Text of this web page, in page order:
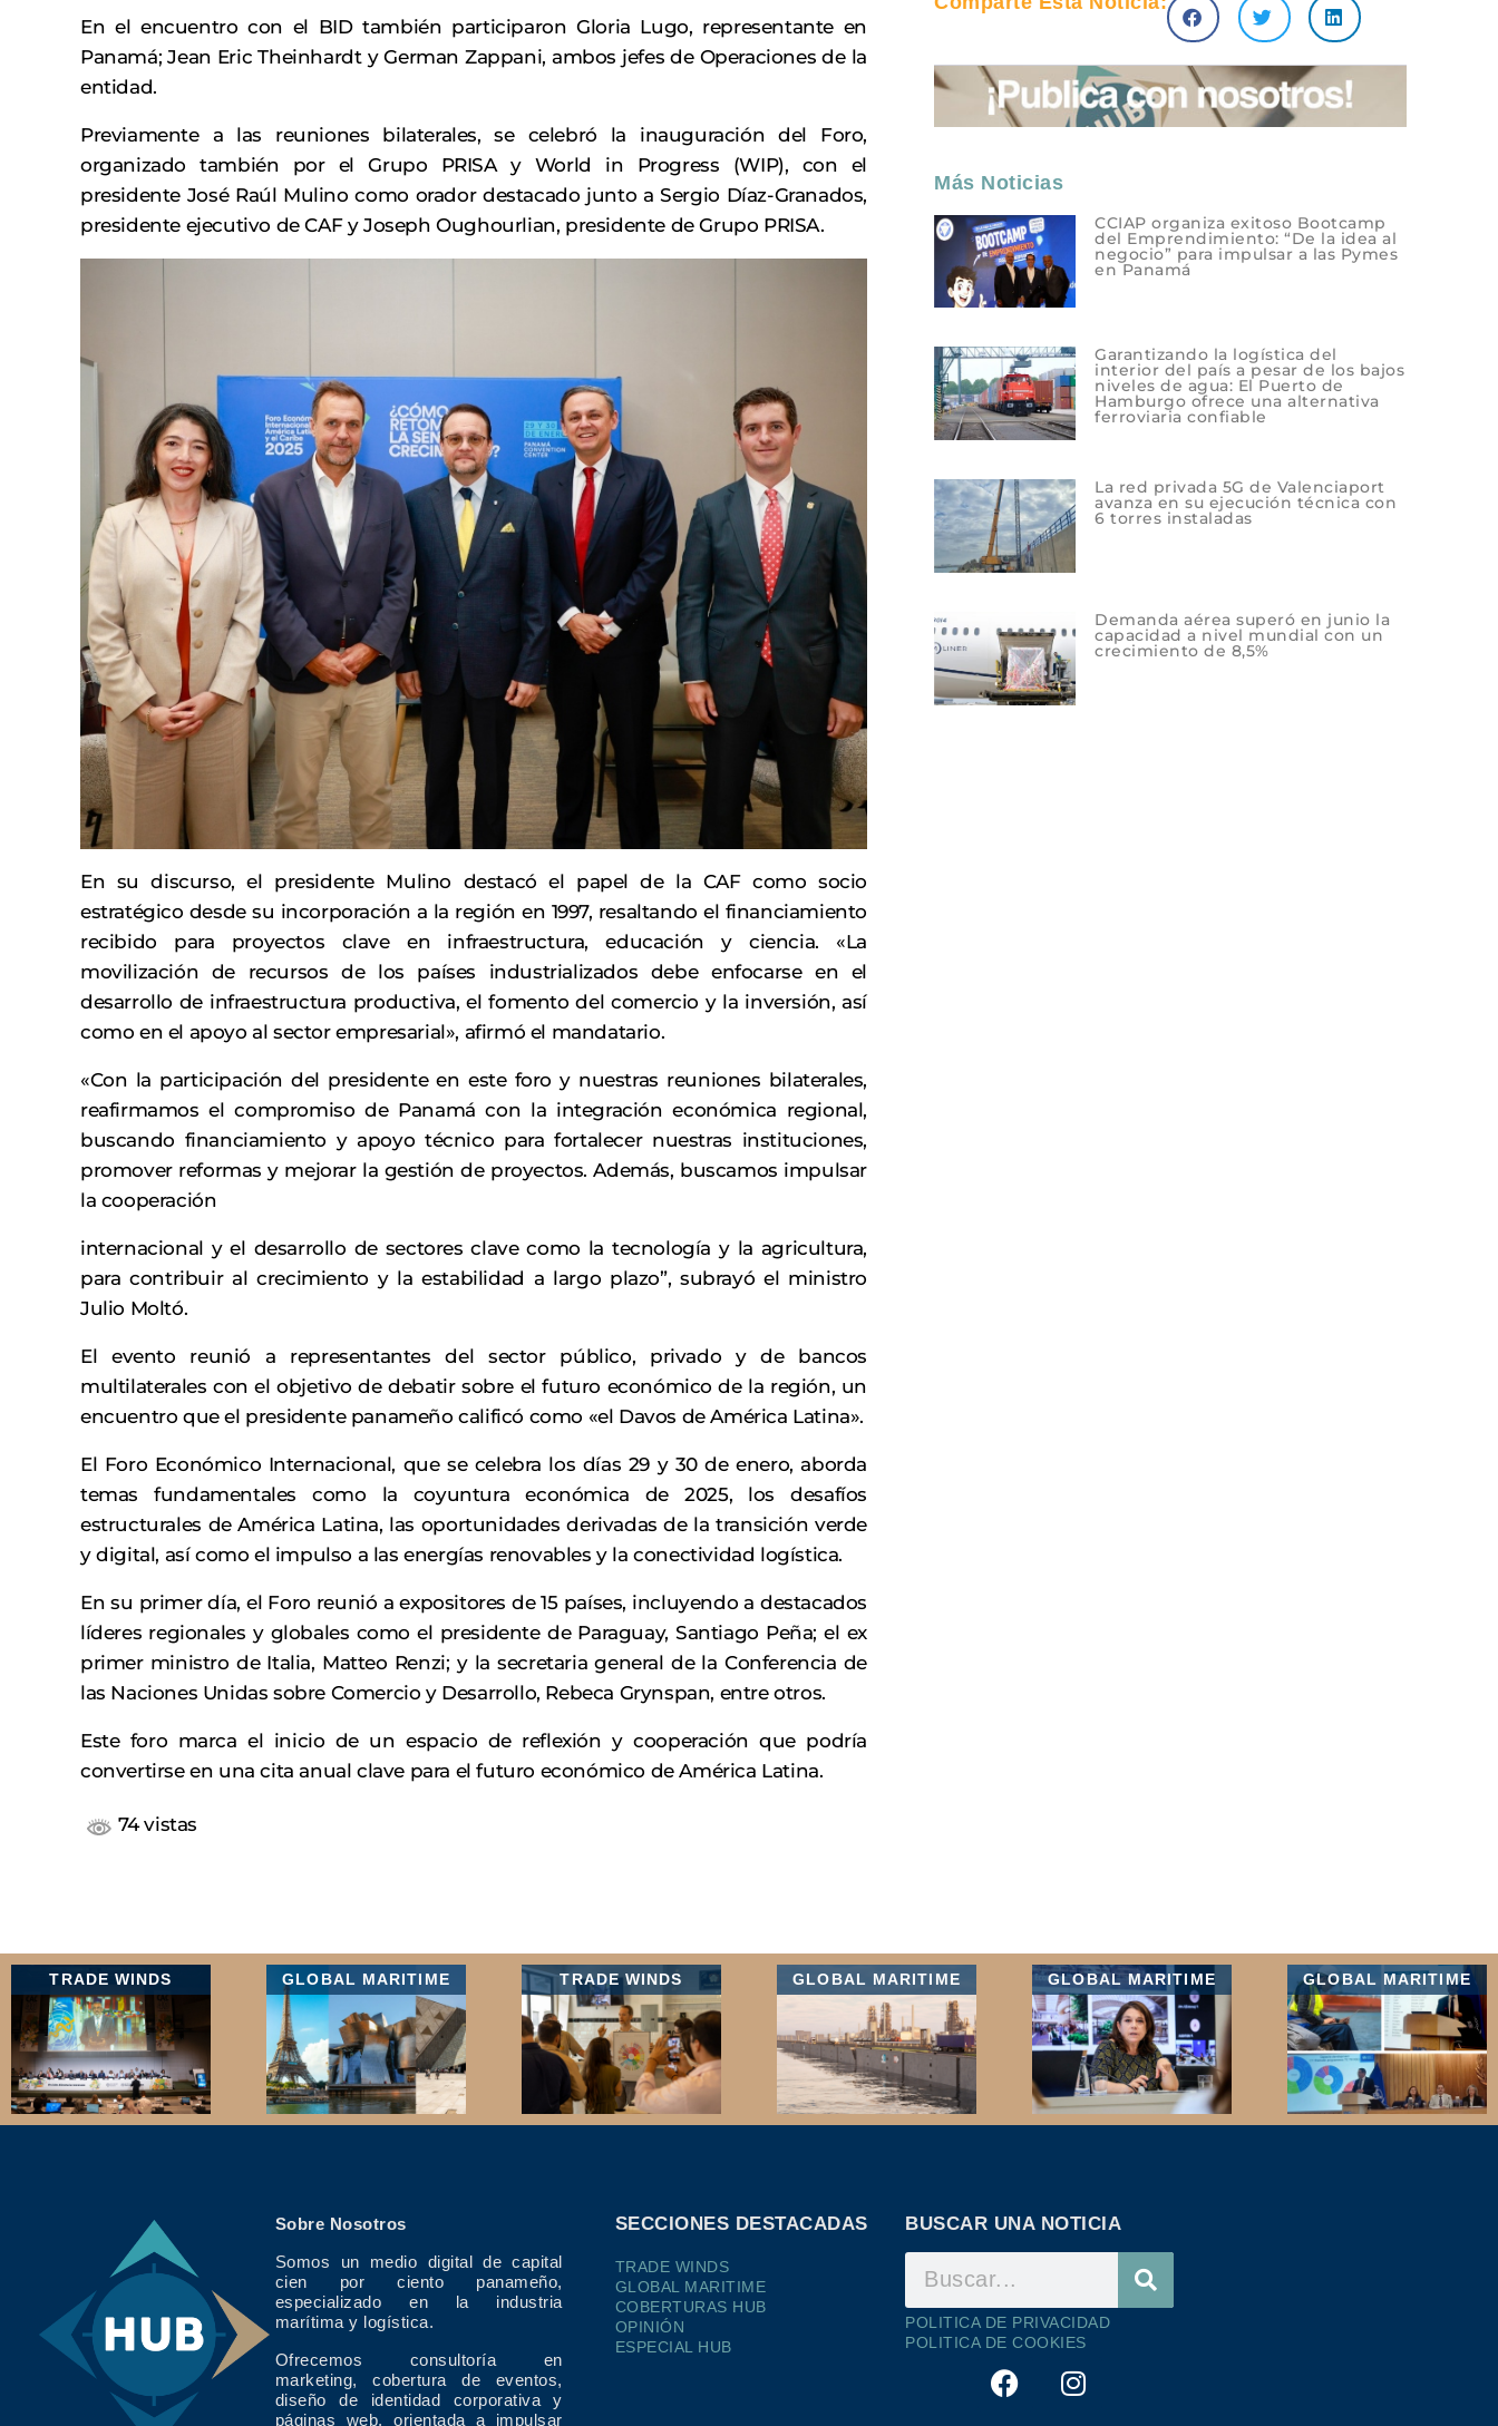
En el encuentro con el BID también participaron Gloria Lugo, representante en
Panamá; Jean Eric Theinhardt y German Zappani, ambos jefes de Operaciones de la
entidad.
Previamente a las reuniones bilaterales, se celebró la inauguración del Foro,
organizado también por el Grupo PRISA y World in Progress (WIP), con el
presidente José Raúl Mulino como orador destacado junto a Sergio Díaz-Granados,
presidente ejecutivo de CAF y Joseph Oughourlian, presidente de Grupo PRISA.
En su discurso, el presidente Mulino destacó el papel de la CAF como socio
estratégico desde su incorporación a la región en 1997, resaltando el financiamiento
recibido para proyectos clave en infraestructura, educación y ciencia. «La
movilización de recursos de los países industrializados debe enfocarse en el
desarrollo de infraestructura productiva, el fomento del comercio y la inversión, así
como en el apoyo al sector empresarial», afirmó el mandatario.
«Con la participación del presidente en este foro y nuestras reuniones bilaterales,
reafirmamos el compromiso de Panamá con la integración económica regional,
buscando financiamiento y apoyo técnico para fortalecer nuestras instituciones,
promover reformas y mejorar la gestión de proyectos. Además, buscamos impulsar
la cooperación
internacional y el desarrollo de sectores clave como la tecnología y la agricultura,
para contribuir al crecimiento y la estabilidad a largo plazo”, subrayó el ministro
Julio Moltó.
El evento reunió a representantes del sector público, privado y de bancos
multilaterales con el objetivo de debatir sobre el futuro económico de la región, un
encuentro que el presidente panameño calificó como «el Davos de América Latina».
El Foro Económico Internacional, que se celebra los días 29 y 30 de enero, aborda
temas fundamentales como la coyuntura económica de 2025, los desafíos
estructurales de América Latina, las oportunidades derivadas de la transición verde
y digital, así como el impulso a las energías renovables y la conectividad logística.
En su primer día, el Foro reunió a expositores de 15 países, incluyendo a destacados
líderes regionales y globales como el presidente de Paraguay, Santiago Peña; el ex
primer ministro de Italia, Matteo Renzi; y la secretaria general de la Conferencia de
las Naciones Unidas sobre Comercio y Desarrollo, Rebeca Grynspan, entre otros.
Este foro marca el inicio de un espacio de reflexión y cooperación que podría
convertirse en una cita anual clave para el futuro económico de América Latina.
74 vistas
Más Noticias
CCIAP organiza exitoso Bootcamp
del Emprendimiento: “De la idea al
negocio” para impulsar a las Pymes
en Panamá
Garantizando la logística del
interior del país a pesar de los bajos
niveles de agua: El Puerto de
Hamburgo ofrece una alternativa
ferroviaria confiable
La red privada 5G de Valenciaport
avanza en su ejecución técnica con
6 torres instaladas
Demanda aérea superó en junio la
capacidad a nivel mundial con un
crecimiento de 8,5%
TRADE WINDS GLOBAL MARITIME TRADE WINDS GLOBAL MARITIME GLOBAL MARITIME GLOBAL MARITIME
Sobre Nosotros
Somos un medio digital de capital
cien por ciento panameño,
especializado en la industria
marítima y logística.
Ofrecemos consultoría en
marketing, cobertura de eventos,
diseño de identidad corporativa y
páginas web, orientada a impulsar
SECCIONES DESTACADAS
TRADE WINDS
GLOBAL MARITIME
COBERTURAS HUB
OPINIÓN
ESPECIAL HUB
BUSCAR UNA NOTICIA
POLITICA DE PRIVACIDAD
POLITICA DE COOKIES